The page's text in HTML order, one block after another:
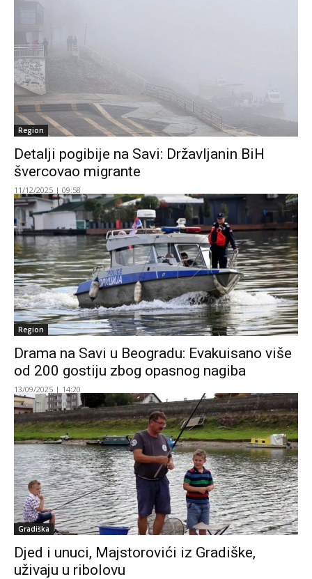
Region
Detalji pogibije na Savi: Državljanin BiH
švercovao migrante
11/12/2025 | 09:58
Region
Drama na Savi u Beogradu: Evakuisano više
od 200 gostiju zbog opasnog nagiba
13/09/2025 | 14:20
Gradiška
Djed i unuci, Majstorovići iz Gradiške,
uživaju u ribolovu